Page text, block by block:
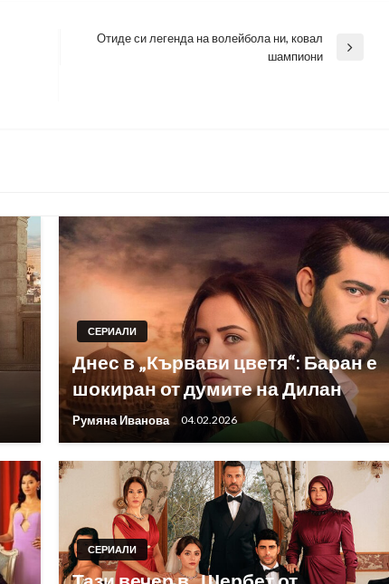
Отиде си легенда на волейбола ни, ковал
шампиони
СЕРИАЛИ
Днес в „Кървави цветя“: Баран е
шокиран от думите на Дилан
Румяна Иванова 04.02.2026
СЕРИАЛИ